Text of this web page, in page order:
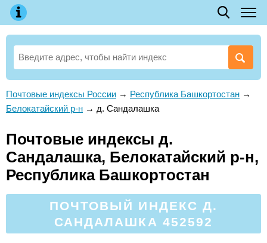
Почтовые индексы России → Республика Башкортостан →
Белокатайский р-н → д. Сандалашка
Почтовые индексы д.
Сандалашка, Белокатайский р-н,
Республика Башкортостан
ПОЧТОВЫЙ ИНДЕКС Д.
САНДАЛАШКА 452592